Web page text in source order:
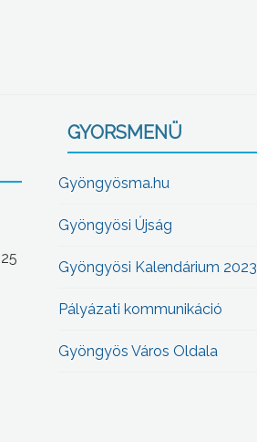
GYORSMENÜ
Gyöngyösma.hu
Gyöngyösi Újság
Gyöngyösi Kalendárium 2023
Pályázati kommunikáció
Gyöngyös Város Oldala